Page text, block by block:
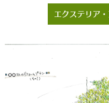
エクステリア